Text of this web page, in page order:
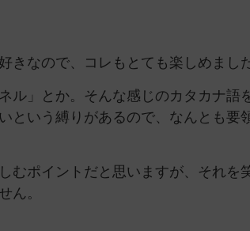
きなので、コレもとても楽しめました
ル」とか。そんな感じのカタカナ語
という縛りがあるので、なんとも要
むポイントだと思いますが、それを
ん。